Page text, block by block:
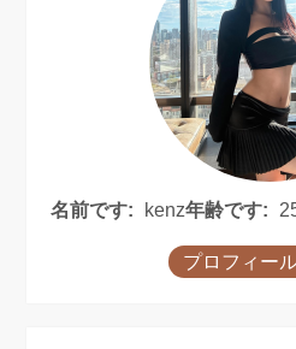
名前です: kenz年齢です:
プロフィー